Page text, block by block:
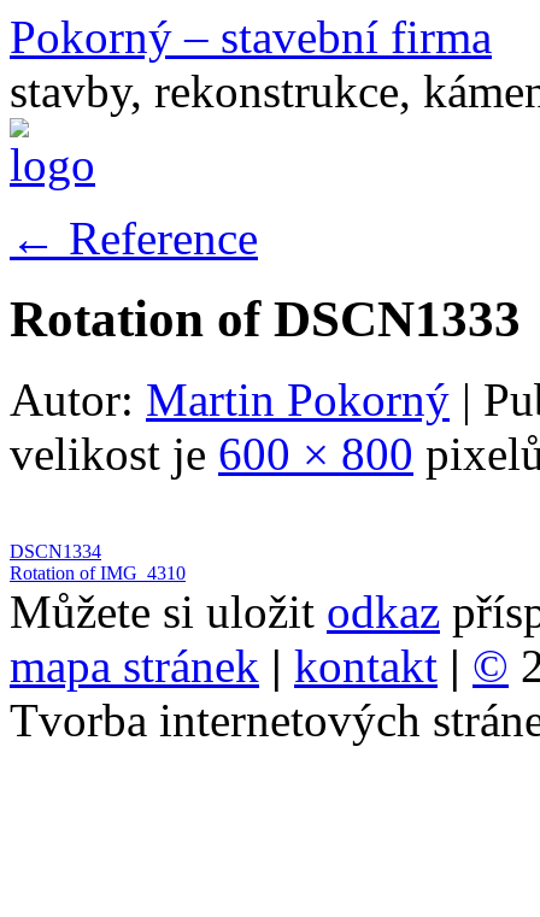
Pokorný – stavební firma
stavby, rekonstrukce,
← Reference
Rotation of DSCN1333
Autor: Martin Pokorný |
velikost je 600 × 800
DSCN1334
Rotation of IMG_4310
Můžete si uložit odkaz
mapa stránek | kontakt | ©
Tvorba internetových